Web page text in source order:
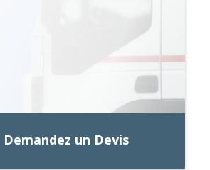
Demandez un Devis